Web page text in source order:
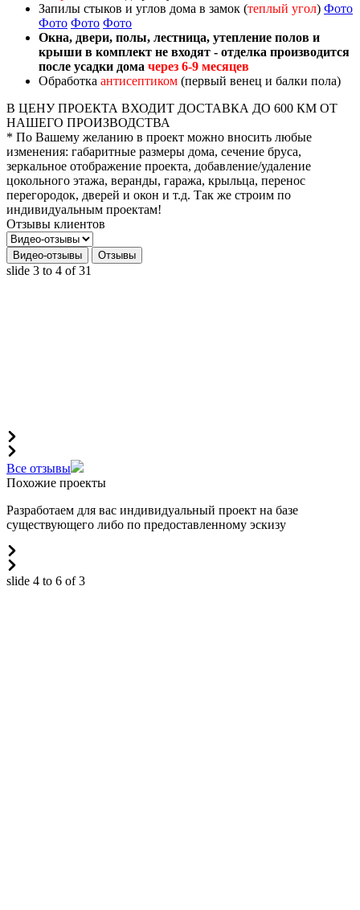
Запилы стыков и углов дома в замок (теплый угол) Фото
Фото Фото Фото
Окна, двери, полы, лестница, утепление полов и
крыши в комплект не входят - отделка производится
после усадки дома через 6-9 месяцев
Обработка антисептиком (первый венец и балки пола)
В ЦЕНУ ПРОЕКТА ВХОДИТ ДОСТАВКА ДО 600 КМ ОТ
НАШЕГО ПРОИЗВОДСТВА
* По Вашему желанию в проект можно вносить любые
изменения: габаритные размеры дома, сечение бруса,
зеркальное отображение проекта, добавление/удаление
цокольного этажа, веранды, гаража, крыльца, перенос
перегородок, дверей и окон и т.д. Так же строим по
индивидуальным проектам!
Отзывы клиентов
Видео-отзывы Отзывы
slide 3 to 4 of 31
Все отзывы
Похожие проекты
Разработаем для вас индивидуальный проект на базе
существующего либо по предоставленному эскизу
slide 4 to 6 of 3